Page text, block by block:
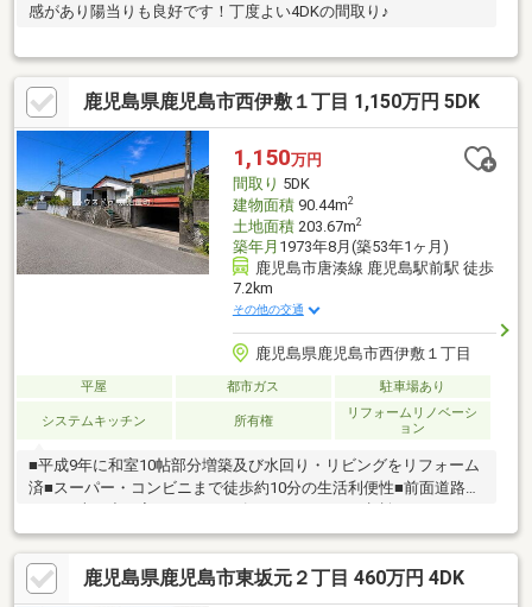
感があり陽当りも良好です！丁度よい4DKの間取り♪
鹿児島県鹿児島市西伊敷１丁目 1,150万円 5DK
1,150万円
間取り 5DK
建物面積90.44m2
土地面積203.67m2
築年月 1973年8月(築53年1ヶ月)
鹿児島市唐湊線 鹿児島駅前駅 徒歩
7.2km
その他の交通
鹿児島県鹿児島市西伊敷１丁目
平屋 都市ガス 駐車場あり
システムキッチン 所有権
リフォームリノベーシ
ョン
■平成9年に和室10帖部分増築及び水回り・リビングをリフォーム
済■スーパー・コンビニまで徒歩約10分の生活利便性■前面道路約
お任せください
鹿児島県鹿児島市東坂元２丁目 460万円 4DK